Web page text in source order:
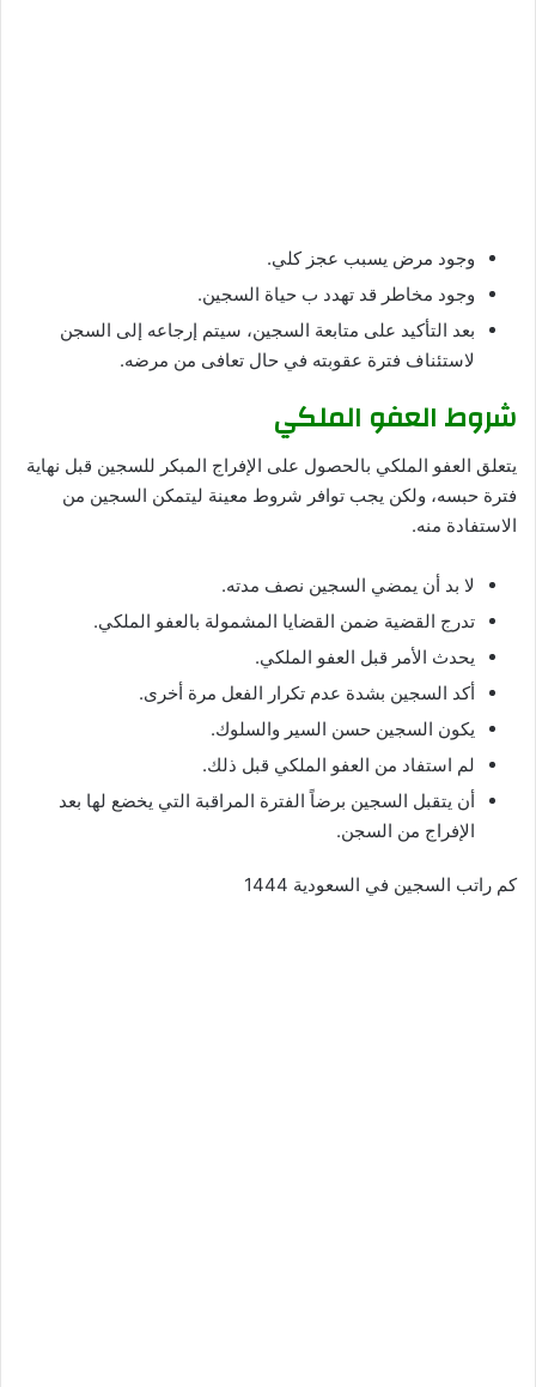
وجود مرض يسبب عجز كلي.
وجود مخاطر قد تهدد ب حياة السجين.
بعد التأكيد على متابعة السجين، سيتم إرجاعه إلى السجن
لاستئناف فترة عقوبته في حال تعافى من مرضه.
شروط العفو الملكي
يتعلق العفو الملكي بالحصول على الإفراج المبكر للسجين قبل نهاية
فترة حبسه، ولكن يجب توافر شروط معينة ليتمكن السجين من
الاستفادة منه.
لا بد أن يمضي السجين نصف مدته.
تدرج القضية ضمن القضايا المشمولة بالعفو الملكي.
يحدث الأمر قبل العفو الملكي.
أكد السجين بشدة عدم تكرار الفعل مرة أخرى.
يكون السجين حسن السير والسلوك.
لم استفاد من العفو الملكي قبل ذلك.
أن يتقبل السجين برضاً الفترة المراقبة التي يخضع لها بعد
الإفراج من السجن.
كم راتب السجين في السعودية 1444